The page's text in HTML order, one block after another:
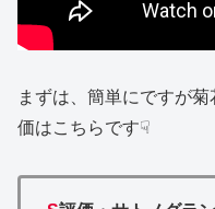
まずは、簡単にですが
価はこちらです☟